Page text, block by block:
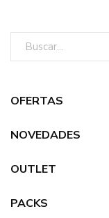
OFERTAS
NOVEDADES
OUTLET
PACKS